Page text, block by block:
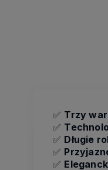
✅ Trzy
✅
✅ Długie
✅
✅